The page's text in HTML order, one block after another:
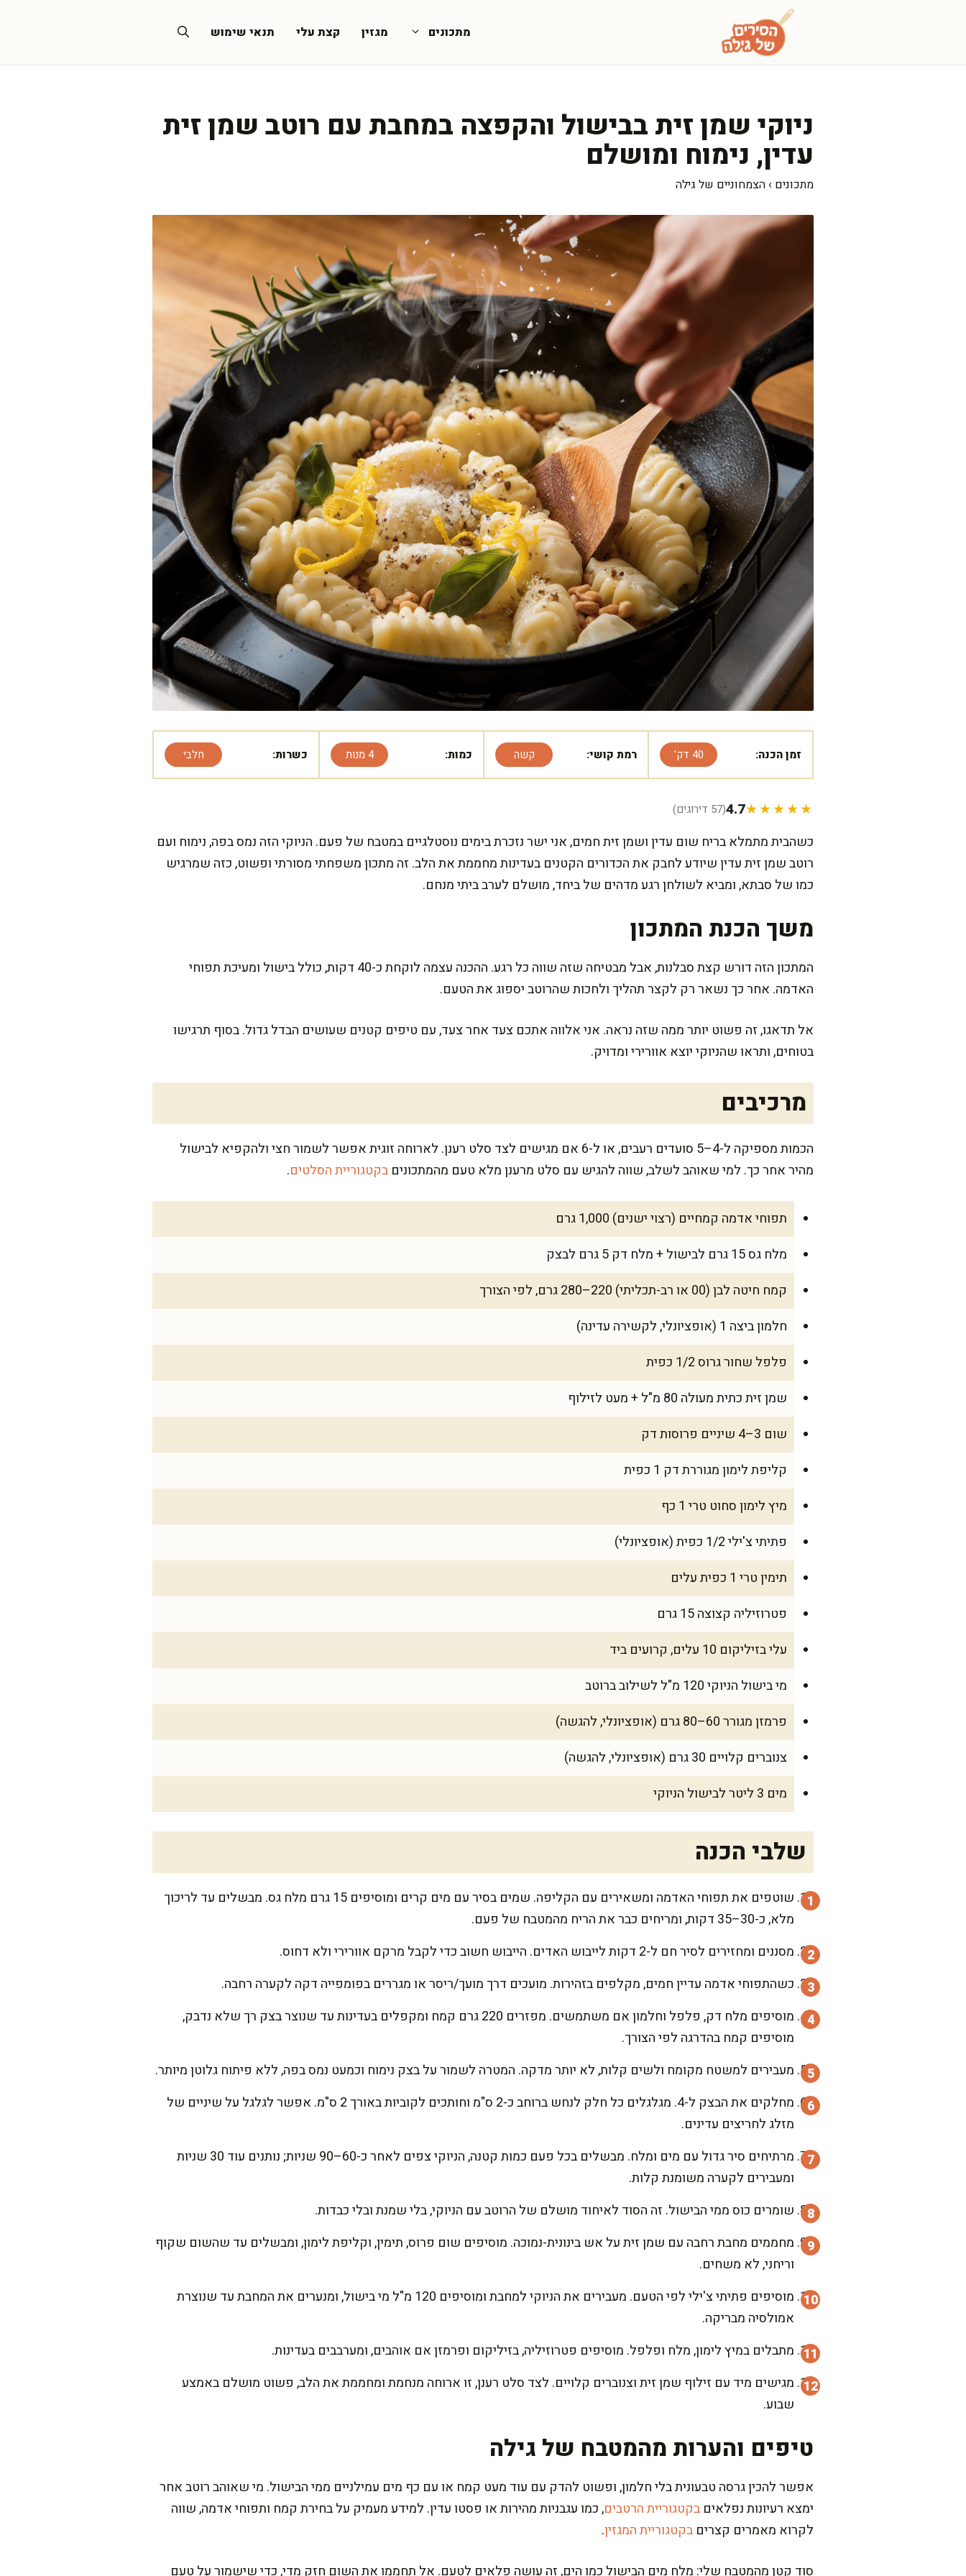
מתכונים מגזין קצת עלי תנאי שימוש
ניוקי שמן זית בבישול והקפצה במחבת עם רוטב שמן זית
עדין, נימוח ומושלם
מתכונים › הצמחוניים של גילה
זמן הכנה: 40 דק' רמת קושי: קשה כמות: 4 מנות כשרות: חלבי
★★★★★
4.7(57 דירוגים)
כשהבית מתמלא בריח שום עדין ושמן זית חמים, אני ישר נזכרת בימים נוסטלגיים במטבח של פעם. הניוקי הזה נמס בפה, נימוח ועם
רוטב שמן זית עדין שיודע לחבק את הכדורים הקטנים בעדינות מחממת את הלב. זה מתכון משפחתי מסורתי ופשוט, כזה שמרגיש
כמו של סבתא, ומביא לשולחן רגע מדהים של ביחד, מושלם לערב ביתי מנחם.
משך הכנת המתכון
המתכון הזה דורש קצת סבלנות, אבל מבטיחה שזה שווה כל רגע. ההכנה עצמה לוקחת כ-40 דקות, כולל בישול ומעיכת תפוחי
האדמה. אחר כך נשאר רק לקצר תהליך ולחכות שהרוטב יספוג את הטעם.
אל תדאגו, זה פשוט יותר ממה שזה נראה. אני אלווה אתכם צעד אחר צעד, עם טיפים קטנים שעושים הבדל גדול. בסוף תרגישו
בטוחים, ותראו שהניוקי יוצא אוורירי ומדויק.
מרכיבים
הכמות מספיקה ל-4–5 סועדים רעבים, או ל-6 אם מגישים לצד סלט רענן. לארוחה זוגית אפשר לשמור חצי ולהקפיא לבישול
מהיר אחר כך. למי שאוהב לשלב, שווה להגיש עם סלט מרענן מלא טעם מהמתכונים בקטגוריית הסלטים.
תפוחי אדמה קמחיים (רצוי ישנים) 1,000 גרם
מלח גס 15 גרם לבישול + מלח דק 5 גרם לבצק
קמח חיטה לבן (00 או רב-תכליתי) 220–280 גרם, לפי הצורך
חלמון ביצה 1 (אופציונלי, לקשירה עדינה)
פלפל שחור גרוס 1/2 כפית
שמן זית כתית מעולה 80 מ"ל + מעט לזילוף
שום 3–4 שיניים פרוסות דק
קליפת לימון מגוררת דק 1 כפית
מיץ לימון סחוט טרי 1 כף
פתיתי צ'ילי 1/2 כפית (אופציונלי)
תימין טרי 1 כפית עלים
פטרוזיליה קצוצה 15 גרם
עלי בזיליקום 10 עלים, קרועים ביד
מי בישול הניוקי 120 מ"ל לשילוב ברוטב
פרמזן מגורר 60–80 גרם (אופציונלי, להגשה)
צנוברים קלויים 30 גרם (אופציונלי, להגשה)
מים 3 ליטר לבישול הניוקי
שלבי הכנה
שוטפים את תפוחי האדמה ומשאירים עם הקליפה. שמים בסיר עם מים קרים ומוסיפים 15 גרם מלח גס. מבשלים עד לריכוך
מלא, כ-30–35 דקות, ומריחים כבר את הריח מהמטבח של פעם.
מסננים ומחזירים לסיר חם ל-2 דקות לייבוש האדים. הייבוש חשוב כדי לקבל מרקם אוורירי ולא דחוס.
כשהתפוחי אדמה עדיין חמים, מקלפים בזהירות. מועכים דרך מועך/ריסר או מגררים בפומפייה דקה לקערה רחבה.
מוסיפים מלח דק, פלפל וחלמון אם משתמשים. מפזרים 220 גרם קמח ומקפלים בעדינות עד שנוצר בצק רך שלא נדבק,
מוסיפים קמח בהדרגה לפי הצורך.
מעבירים למשטח מקומח ולשים קלות, לא יותר מדקה. המטרה לשמור על בצק נימוח וכמעט נמס בפה, ללא פיתוח גלוטן מיותר.
מחלקים את הבצק ל-4. מגלגלים כל חלק לנחש ברוחב כ-2 ס"מ וחותכים לקוביות באורך 2 ס"מ. אפשר לגלגל על שיניים של
מזלג לחריצים עדינים.
מרתיחים סיר גדול עם מים ומלח. מבשלים בכל פעם כמות קטנה, הניוקי צפים לאחר כ-60–90 שניות; נותנים עוד 30 שניות
ומעבירים לקערה משומנת קלות.
שומרים כוס ממי הבישול. זה הסוד לאיחוד מושלם של הרוטב עם הניוקי, בלי שמנת ובלי כבדות.
מחממים מחבת רחבה עם שמן זית על אש בינונית-נמוכה. מוסיפים שום פרוס, תימין, וקליפת לימון, ומבשלים עד שהשום שקוף
וריחני, לא משחים.
מוסיפים פתיתי צ'ילי לפי הטעם. מעבירים את הניוקי למחבת ומוסיפים 120 מ"ל מי בישול, ומנערים את המחבת עד שנוצרת
אמולסיה מבריקה.
מתבלים במיץ לימון, מלח ופלפל. מוסיפים פטרוזיליה, בזיליקום ופרמזן אם אוהבים, ומערבבים בעדינות.
מגישים מיד עם זילוף שמן זית וצנוברים קלויים. לצד סלט רענן, זו ארוחה מנחמת ומחממת את הלב, פשוט מושלם באמצע
שבוע.
טיפים והערות מהמטבח של גילה
אפשר להכין גרסה טבעונית בלי חלמון, ופשוט להדק עם עוד מעט קמח או עם כף מים עמילניים ממי הבישול. מי שאוהב רוטב אחר
ימצא רעיונות נפלאים בקטגוריית הרטבים, כמו עגבניות מהירות או פסטו עדין. למידע מעמיק על בחירת קמח ותפוחי אדמה, שווה
לקרוא מאמרים קצרים בקטגוריית המגזין.
סוד קטן מהמטבח שלי: מלח מים הבישול כמו הים, זה עושה פלאים לטעם. אל תחממו את השום חזק מדי, כדי שישמור על טעם